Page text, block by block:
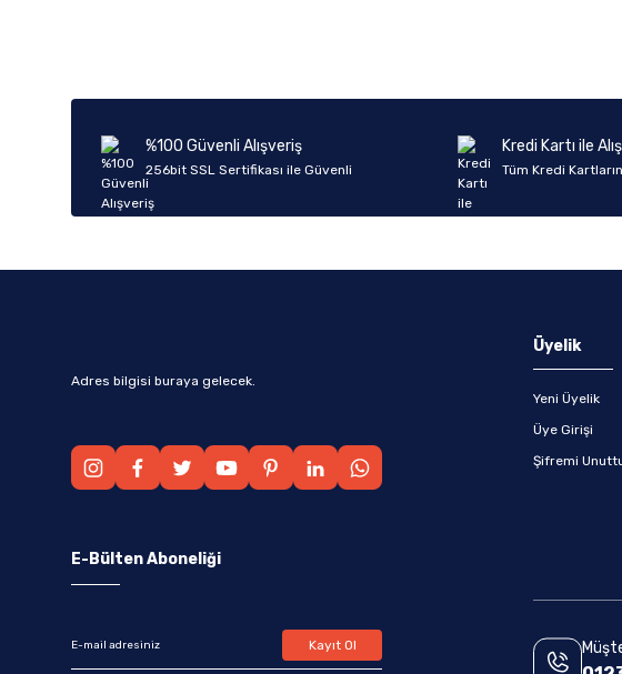
Ürün fiyatı diğer sitelerden daha pahalı.
Bu ürüne benzer farklı alternatifler olmalı.
%100 Güvenli Alışveriş
256bit SSL Sertifikası ile Güvenli
Kredi Kartı ile
Tüm Kredi
Adres bilgisi buraya gelecek.
Üyelik
Yeni Üyelik
Üye Girişi
Şifremi
E-Bülten Aboneliği
Kayıt Ol